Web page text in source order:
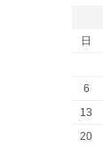
日
6
13
20